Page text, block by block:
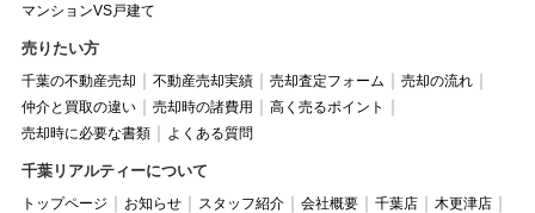
マンションVS戸建て
売りたい方
千葉の不動産売却 不動産売却実績 売却査定フォーム
売却の流れ
仲介と買取の違い
売却時の諸費用
高く売るポイント
売却時に必要な書類
よくある質問
千葉リアルティーについて
トップページ お知らせ スタッフ紹介 会社概要 千葉店
木更津店